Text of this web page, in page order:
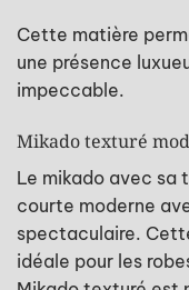
Cette matière
une présence
impeccable.
Mikado texturé
Le mikado avec sa
courte moderne
spectaculaire.
idéale pour les